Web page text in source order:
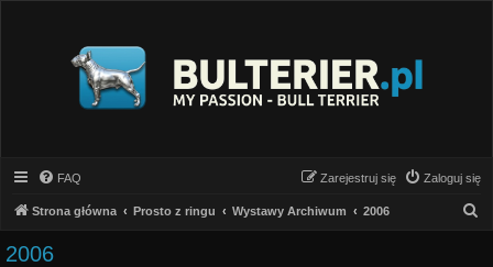
FAQ Zaloguj się
Zarejestruj się
Strona główna Prosto z ringu Wystawy Archiwum 2006
2006